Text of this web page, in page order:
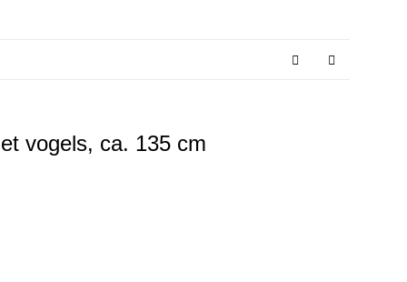
vogels, ca. 135 cm